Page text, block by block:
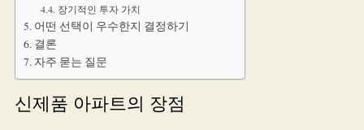
장기적인 투자 가치
어떤 선택이 우수한지 결정하기
결론
자주 묻는 질문
신제품 아파트의 장점